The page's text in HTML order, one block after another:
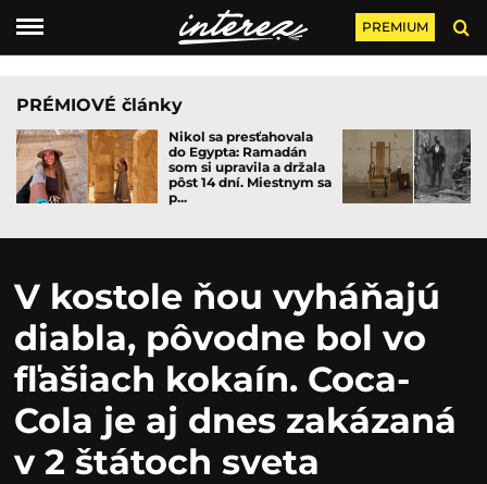
PREMIUM
PRÉMIOVÉ články
Nikol sa presťahovala
do Egypta: Ramadán
som si upravila a držala
pôst 14 dní. Miestnym sa
p...
V kostole ňou vyháňajú
diabla, pôvodne bol vo
fľašiach kokaín. Coca-
Cola je aj dnes zakázaná
v 2 štátoch sveta